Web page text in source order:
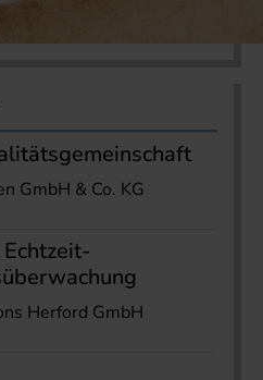
GmbH & Co. KG
Herford GmbH